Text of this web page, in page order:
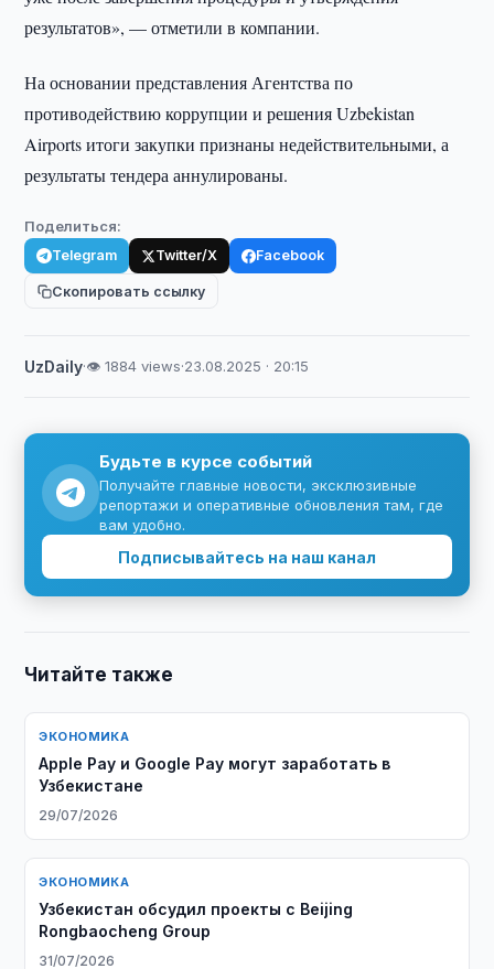
результатов», — отметили в компании.
На основании представления Агентства по
противодействию коррупции и решения Uzbekistan
Airports итоги закупки признаны недействительными, а
результаты тендера аннулированы.
Поделиться:
Telegram Twitter/X Facebook
Скопировать ссылку
UzDaily·👁 1884 views·23.08.2025 · 20:15
Будьте в курсе событий
Получайте главные новости, эксклюзивные
репортажи и оперативные обновления там, где
вам удобно.
Подписывайтесь на наш канал
Читайте также
ЭКОНОМИКА
Apple Pay и Google Pay могут заработать в
Узбекистане
29/07/2026
ЭКОНОМИКА
Узбекистан обсудил проекты с Beijing
Rongbaocheng Group
31/07/2026